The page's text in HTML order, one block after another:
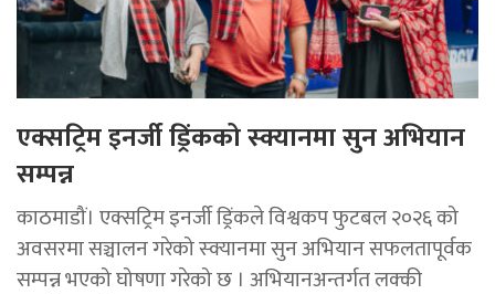
एक्सट्रिम इनर्जी ड्रिंकको स्क्यानमा सुन अभियान
सम्पन्न
काठमाडौं। एक्सट्रिम इनर्जी ड्रिंकले विश्वकप फुटबल २०२६ को
अवसरमा सञ्चालन गरेको स्क्यानमा सुन अभियान सफलतापूर्वक
सम्पन्न भएको घोषणा गरेको छ । अभियानअन्तर्गत लक्की